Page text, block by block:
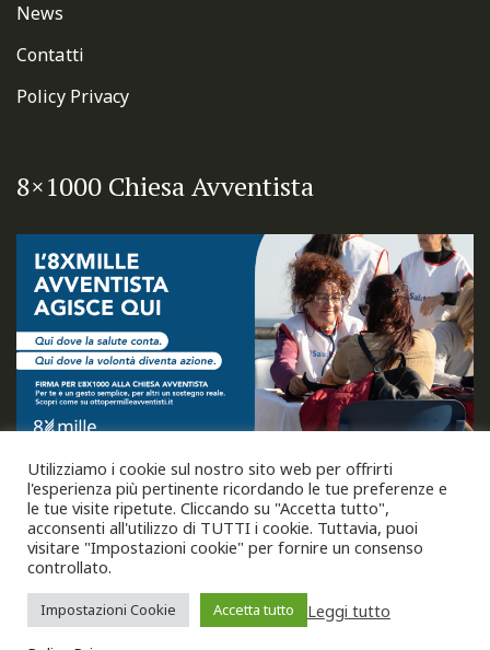
News
Contatti
Policy Privacy
8×1000 Chiesa Avventista
Copyright © 2026
Unione Italiana Chiese Cristiane
Avventiste del Settimo Giorno
Utilizziamo i cookie sul nostro sito web per offrirti
l'esperienza più pertinente ricordando le tue preferenze e
le tue visite ripetute. Cliccando su "Accetta tutto",
acconsenti all'utilizzo di TUTTI i cookie. Tuttavia, puoi
visitare "Impostazioni cookie" per fornire un consenso
controllato.
Impostazioni Cookie Accetta tutto
Leggi tutto